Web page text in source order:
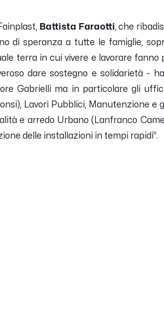
Battista Faraotti, che
di speranza a tutte le famiglie,
terra in cui vivere e lavorare fanno
dare sostegno e solidarietà -
Gabrielli ma in particolare gli
Lavori Pubblici, Manutenzione e
e arredo Urbano (Lanfranco
delle installazioni in tempi rapidi”.